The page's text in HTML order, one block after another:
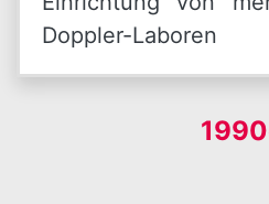
Doppler-Laboren